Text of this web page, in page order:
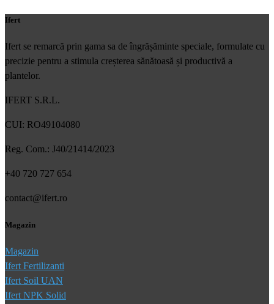
Ifert
Ifert se remarcă prin gama sa de îngrășăminte speciale, formulate cu
precizie pentru a stimula creșterea sănătoasă și productivă a
plantelor.
IFERT S.R.L.
CUI: RO49104080
Reg. Com.: J40/21414/2023
+40 720 727 654
contact@ifert.ro
Magazin
Magazin
Ifert Fertilizanti
Ifert Soil UAN
Ifert NPK Solid